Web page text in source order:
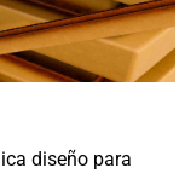
diseño para